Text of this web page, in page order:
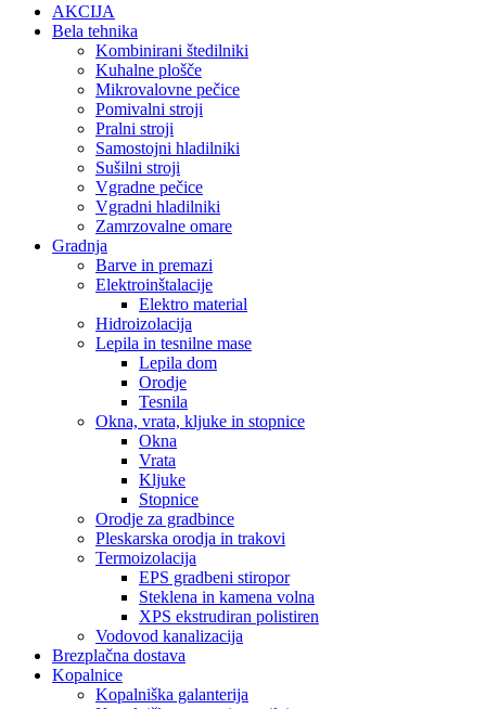
AKCIJA
Bela tehnika
Kombinirani štedilniki
Kuhalne plošče
Mikrovalovne pečice
Pomivalni stroji
Pralni stroji
Samostojni hladilniki
Sušilni stroji
Vgradne pečice
Vgradni hladilniki
Zamrzovalne omare
Gradnja
Barve in premazi
Elektroinštalacije
Elektro material
Hidroizolacija
Lepila in tesnilne mase
Lepila dom
Orodje
Tesnila
Okna, vrata, kljuke in stopnice
Okna
Vrata
Kljuke
Stopnice
Orodje za gradbince
Pleskarska orodja in trakovi
Termoizolacija
EPS gradbeni stiropor
Steklena in kamena volna
XPS ekstrudiran polistiren
Vodovod kanalizacija
Brezplačna dostava
Kopalnice
Kopalniška galanterija